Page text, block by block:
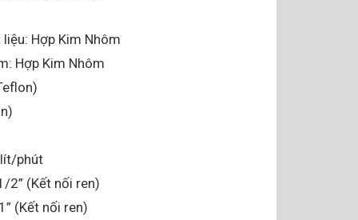
Hợp Kim Nhôm
Hợp Kim Nhôm
phút
2” (Kết nối ren)
(Kết nối ren)